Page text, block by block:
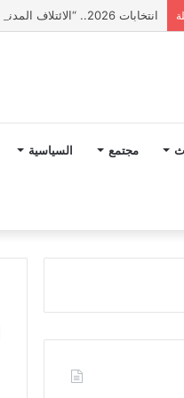
انتخابات 2026.. “الائتلاف المدني من أجل الجبل” يرفع عشرة مطالب أمام الأحزاب لإنصاف المناطق الجبلية
مجتمع السياسية